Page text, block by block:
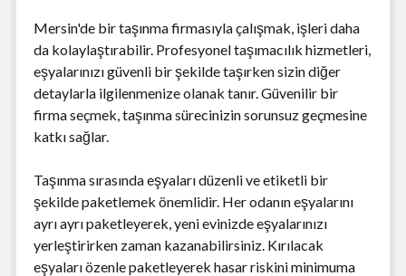
Mersin'de bir taşınma firmasıyla çalışmak, işleri daha
da kolaylaştırabilir. Profesyonel taşımacılık hizmetleri,
eşyalarınızı güvenli bir şekilde taşırken sizin diğer
detaylarla ilgilenmenize olanak tanır. Güvenilir bir
firma seçmek, taşınma sürecinizin sorunsuz geçmesine
katkı sağlar.
Taşınma sırasında eşyaları düzenli ve etiketli bir
şekilde paketlemek önemlidir. Her odanın eşyalarını
ayrı ayrı paketleyerek, yeni evinizde eşyalarınızı
yerleştirirken zaman kazanabilirsiniz. Kırılacak
eşyaları özenle paketleyerek hasar riskini minimuma